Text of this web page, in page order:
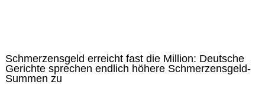
Schmerzensgeld erreicht fast die Million: Deutsche
Gerichte sprechen endlich höhere Schmerzensgeld-
Summen zu